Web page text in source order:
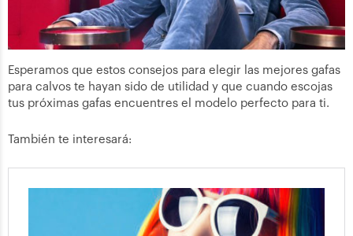
Esperamos que estos consejos para elegir las mejores gafas
para calvos te hayan sido de utilidad y que cuando escojas
tus próximas gafas encuentres el modelo perfecto para ti.
También te interesará: